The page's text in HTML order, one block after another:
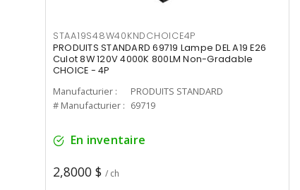
STAA19S48W40KNDCHOICE4P
PRODUITS STANDARD 69719 Lampe DEL A19 E26
Culot 8W 120V 4000K 800LM Non-Gradable
CHOICE - 4P
Manufacturier :
PRODUITS STANDARD
# Manufacturier : 69719
En inventaire
2,8000 $ / ch